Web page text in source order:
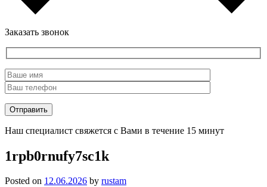
Заказать звонок
Наш специалист свяжется с Вами в течение 15 минут
1rpb0rnufy7sc1k
Posted on 12.06.2026 by rustam